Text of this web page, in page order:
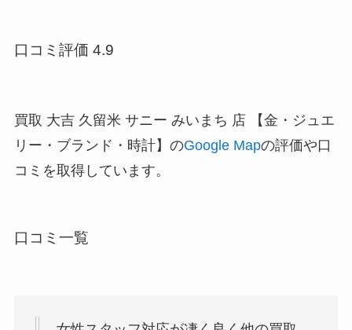
口コミ評価 4.9
買取 大吉 久留米 サニー みいまち 店 【金・ジュエ
リー・ブランド・時計】のGoogle Mapの評価や口
コミを取得しています。
口コミ一覧